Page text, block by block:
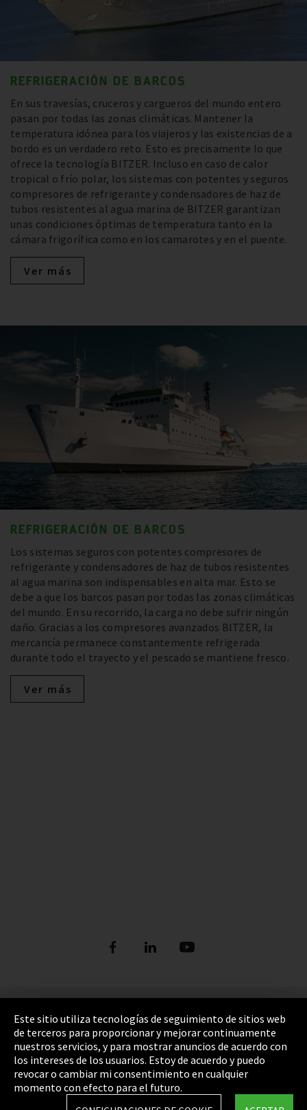
REFRIGERACIÓN DE BARCOS
En sus travesías, cruceros y cargueros del mundo entero
pasan por todas las zonas climáticas. Mantener la
temperatura idónea para los viajeros y las existencias de a
bordo es un verdadero reto. Esto es precisamente lo que
ofrece la tecnología BITZER. Incluso en caso de calor
tropical o frío polar, los sistemas con potentes y seguros
compresores de refrigerante y condensadores de haz de
tubos resistentes al agua marina de BITZER garantizan
unas condiciones óptimas de temperatura tanto en la
cámara frigorífica como en los camarotes y en el puente.
Ver más
REFRIGERACIÓN DE BARCOS
Los sistemas seguros con potentes compresores de
refrigerante y condensadores de haz de tubos resistentes
al agua marina son indispensables en alta mar. Esto se
debe a que los barcos pasan por todas las zonas climáticas
del mundo. En su recorrido, la carga no debe sufrir ningún
daño. Gracias a los compresores avanzados BITZER, la
mercancía permanece constantemente refrigerada
durante todo el trayecto y el pescado se mantiene fresco.
Ver más
Pie de imprenta
Política de privacidad
Cookie Settings
Términos y Condiciones
Este sitio utiliza tecnologías de seguimiento de sitios web
de terceros para proporcionar y mejorar continuamente
nuestros servicios, y para mostrar anuncios de acuerdo con
los intereses de los usuarios. Estoy de acuerdo y puedo
revocar o cambiar mi consentimiento en cualquier
momento con efecto para el futuro.